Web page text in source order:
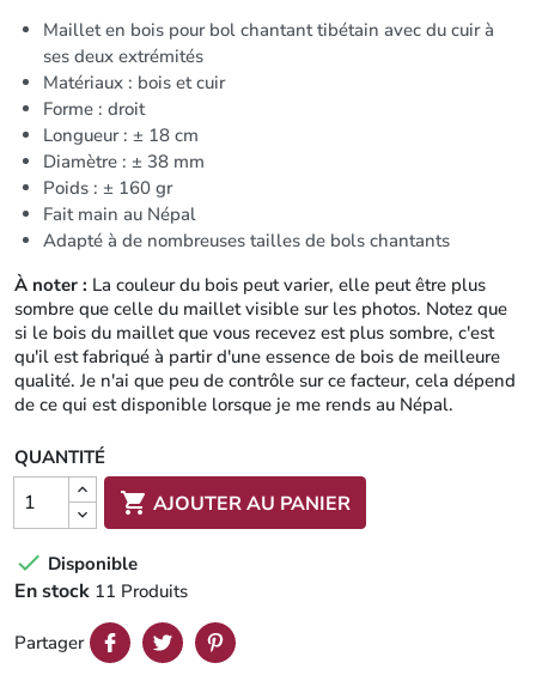
Maillet en bois pour bol chantant tibétain avec du cuir à
ses deux extrémités
Matériaux : bois et cuir
Forme : droit
Longueur : ± 18 cm
Diamètre : ± 38 mm
Poids : ± 160 gr
Fait main au Népal
Adapté à de nombreuses tailles de bols chantants
À noter : La couleur du bois peut varier, elle peut être plus
sombre que celle du maillet visible sur les photos. Notez que
si le bois du maillet que vous recevez est plus sombre, c'est
qu'il est fabriqué à partir d'une essence de bois de meilleure
qualité. Je n'ai que peu de contrôle sur ce facteur, cela dépend
de ce qui est disponible lorsque je me rends au Népal.
QUANTITÉ
 AJOUTER AU PANIER
 Disponible
En stock 11 Produits
Partager